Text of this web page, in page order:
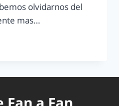
olvidarnos del
mas…